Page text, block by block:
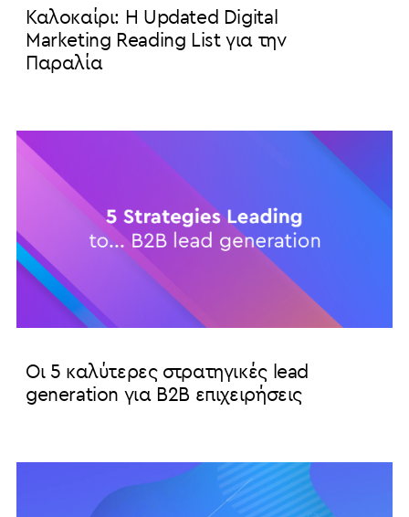
Καλοκαίρι: Η Updated Digital
Marketing Reading List για την
Παραλία
Οι 5 καλύτερες στρατηγικές lead
generation για B2B επιχειρήσεις